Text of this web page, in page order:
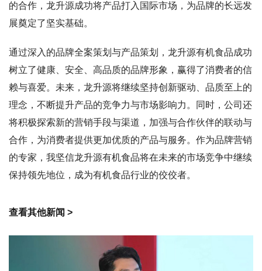
的合作，龙升源成功将产品打入国际市场，为品牌的长远发
展奠定了坚实基础。
通过深入的品牌全案策划与产品策划，龙升源有机食品成功
树立了健康、安全、高品质的品牌形象，赢得了消费者的信
赖与喜爱。未来，龙升源将继续坚持创新驱动、品质至上的
理念，不断提升产品的竞争力与市场影响力。同时，公司还
将积极探索新的营销手段与渠道，加强与合作伙伴的联动与
合作，为消费者提供更加优质的产品与服务。作为品牌营销
的专家，我坚信龙升源有机食品将在未来的市场竞争中继续
保持领先地位，成为有机食品行业的佼佼者。
查看其他新闻 >